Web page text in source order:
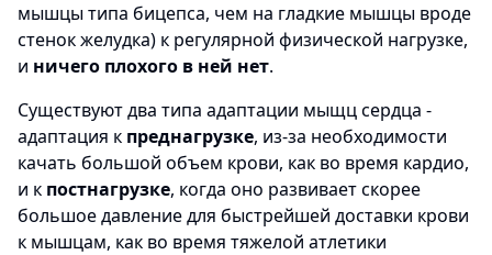
мышцы типа бицепса, чем на гладкие мышцы вроде
стенок желудка) к регулярной физической нагрузке,
и ничего плохого в ней нет.
Существуют два типа адаптации мыщц сердца -
адаптация к преднагрузке, из-за необходимости
качать большой объем крови, как во время кардио,
и к постнагрузке, когда оно развивает скорее
большое давление для быстрейшей доставки крови
к мышцам, как во время тяжелой атлетики